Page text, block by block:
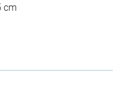
cm